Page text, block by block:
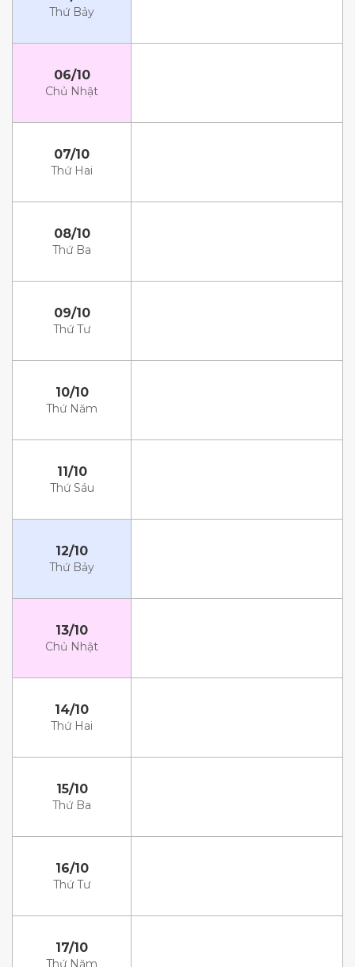
Thứ Bảy
06/10
Chủ Nhật
07/10
Thứ Hai
08/10
Thứ Ba
09/10
Thứ Tư
10/10
Thứ Năm
11/10
Thứ Sáu
12/10
Thứ Bảy
13/10
Chủ Nhật
14/10
Thứ Hai
15/10
Thứ Ba
16/10
Thứ Tư
17/10
Thứ Năm